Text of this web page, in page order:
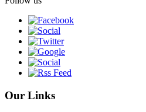
Our Links